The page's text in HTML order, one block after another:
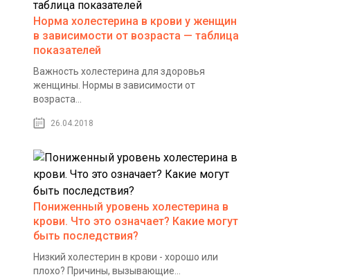
Норма холестерина в крови у женщин
в зависимости от возраста — таблица
показателей
Важность холестерина для здоровья
женщины. Нормы в зависимости от
возраста...
26.04.2018
Пониженный уровень холестерина в
крови. Что это означает? Какие могут
быть последствия?
Низкий холестерин в крови - хорошо или
плохо? Причины, вызывающие...